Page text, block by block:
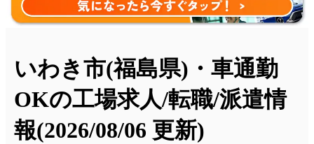
いわき市(福島県)・車通勤
OKの工場求人/転職/派遣情
報(2026/08/06 更新)